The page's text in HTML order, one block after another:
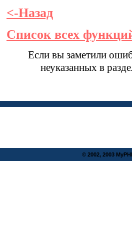
<-Назад
Список всех
Если вы заметили
неуказанных в
© 2002, 2003